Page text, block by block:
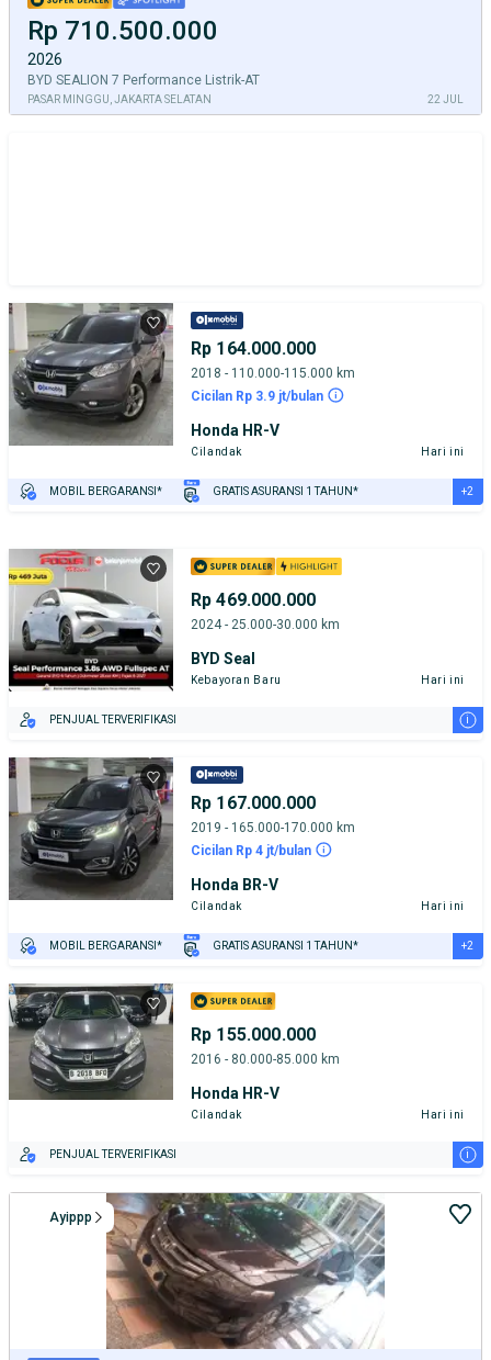
Rp 710.500.000
2026
BYD SEALION 7 Performance Listrik-AT
PASAR MINGGU, JAKARTA SELATAN 22 JUL
Rp 164.000.000
2018 - 110.000-115.000 km
Cicilan Rp 3.9 jt/bulan
Honda HR-V
Cilandak Hari ini
MOBIL BERGARANSI* GRATIS ASURANSI 1 TAHUN* +2
Rp 469.000.000
2024 - 25.000-30.000 km
BYD Seal
Kebayoran Baru Hari ini
PENJUAL TERVERIFIKASI i
Rp 167.000.000
2019 - 165.000-170.000 km
Cicilan Rp 4 jt/bulan
Honda BR-V
Cilandak Hari ini
MOBIL BERGARANSI* GRATIS ASURANSI 1 TAHUN* +2
Rp 155.000.000
2016 - 80.000-85.000 km
Honda HR-V
Cilandak Hari ini
PENJUAL TERVERIFIKASI i
Ayippp